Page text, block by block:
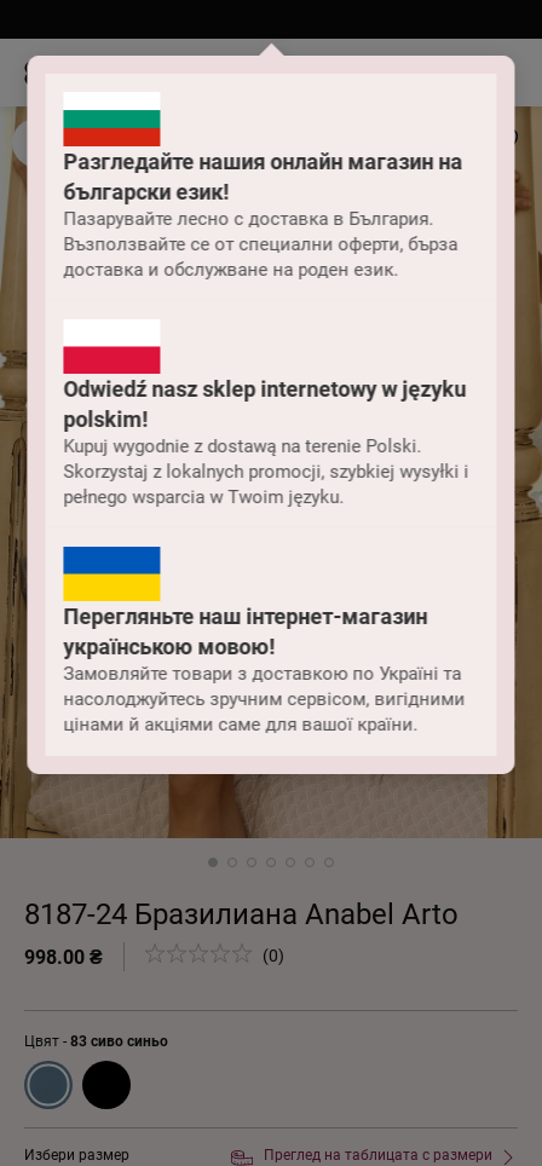
Разгледайте нашия онлайн магазин на
български език!
Пазарувайте лесно с доставка в България.
Възползвайте се от специални оферти, бърза
доставка и обслужване на роден език.
Odwiedź nasz sklep internetowy w języku
polskim!
Kupuj wygodnie z dostawą na terenie Polski.
Skorzystaj z lokalnych promocji, szybkiej wysyłki i
pełnego wsparcia w Twoim języku.
Перегляньте наш інтернет-магазин
українською мовою!
Замовляйте товари з доставкою по Україні та
насолоджуйтесь зручним сервісом, вигідними
цінами й акціями саме для вашої країни.
8187-24 Бразилиана Anabel Arto
998.00 ₴ (0)
Цвят - 83 сиво синьо
Избери размер Преглед на таблицата с размери